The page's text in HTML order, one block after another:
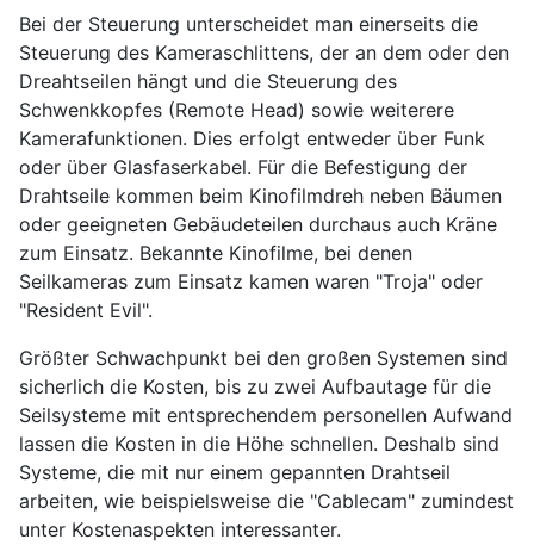
Bei der Steuerung unterscheidet man einerseits die
Steuerung des Kameraschlittens, der an dem oder den
Dreahtseilen hängt und die Steuerung des
Schwenkkopfes (Remote Head) sowie weiterere
Kamerafunktionen. Dies erfolgt entweder über Funk
oder über Glasfaserkabel. Für die Befestigung der
Drahtseile kommen beim Kinofilmdreh neben Bäumen
oder geeigneten Gebäudeteilen durchaus auch Kräne
zum Einsatz. Bekannte Kinofilme, bei denen
Seilkameras zum Einsatz kamen waren "Troja" oder
"Resident Evil".
Größter Schwachpunkt bei den großen Systemen sind
sicherlich die Kosten, bis zu zwei Aufbautage für die
Seilsysteme mit entsprechendem personellen Aufwand
lassen die Kosten in die Höhe schnellen. Deshalb sind
Systeme, die mit nur einem gepannten Drahtseil
arbeiten, wie beispielsweise die "Cablecam" zumindest
unter Kostenaspekten interessanter.